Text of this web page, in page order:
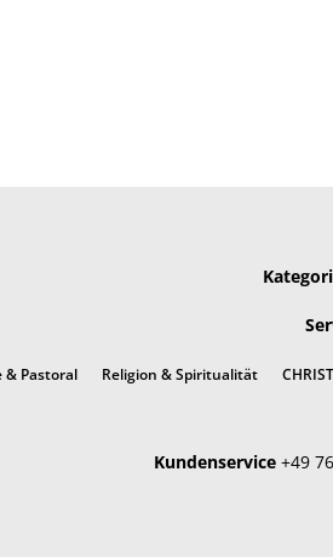
& Pastoral Religion & Spiritualität
Kundenservice +49